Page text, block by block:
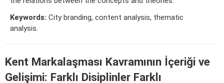
Keywords: City branding, content analysis, thematic
analysis.
Kent Markalaşması Kavramının İçeriği ve
Gelişimi: Farklı Disiplinler Farklı